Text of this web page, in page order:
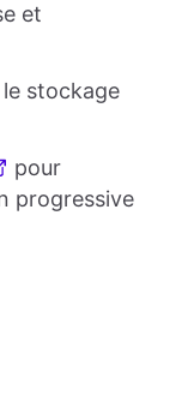
et
stockage
pour
progressive